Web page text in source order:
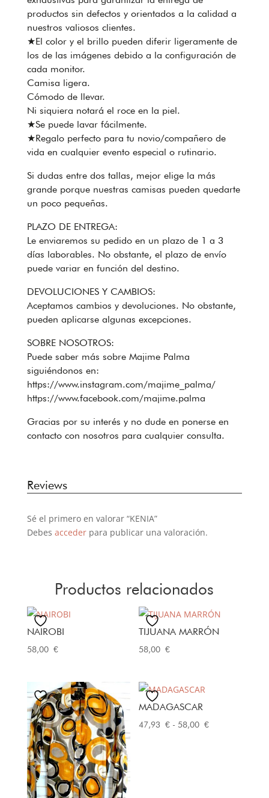
productos sin defectos y orientados a la calidad a
nuestros valiosos clientes.
★El color y el brillo pueden diferir ligeramente de
los de las imágenes debido a la configuración de
cada monitor.
Camisa ligera.
Cómodo de llevar.
Ni siquiera notará el roce en la piel.
★Se puede lavar fácilmente.
★Regalo perfecto para tu novio/compañero de
vida en cualquier evento especial o rutinario.
Si dudas entre dos tallas, mejor elige la más
grande porque nuestras camisas pueden quedarte
un poco pequeñas.
PLAZO DE ENTREGA:
Le enviaremos su pedido en un plazo de 1 a 3
días laborables. No obstante, el plazo de envío
puede variar en función del destino.
DEVOLUCIONES Y CAMBIOS:
Aceptamos cambios y devoluciones. No obstante,
pueden aplicarse algunas excepciones.
SOBRE NOSOTROS:
Puede saber más sobre Majime Palma
siguiéndonos en:
https://www.instagram.com/majime_palma/
https://www.facebook.com/majime.palma
Gracias por su interés y no dude en ponerse en
contacto con nosotros para cualquier consulta.
Reviews
Sé el primero en valorar “KENIA”
Debes accederpara publicar una valoración.
Productos relacionados
NAIROBI
58,00 €
TIJUANA MARRÓN
58,00€
MADAGASCAR
47,93€ - 58,00€Rango